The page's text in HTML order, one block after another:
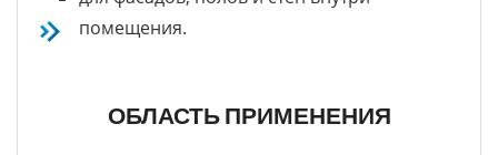
помещения.
ОБЛАСТЬ ПРИМЕНЕНИЯ